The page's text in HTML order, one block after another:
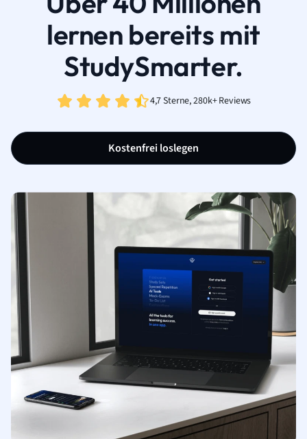
lernen bereits mit
StudySmarter.
4,7 Sterne, 280k+ Reviews
Kostenfrei loslegen